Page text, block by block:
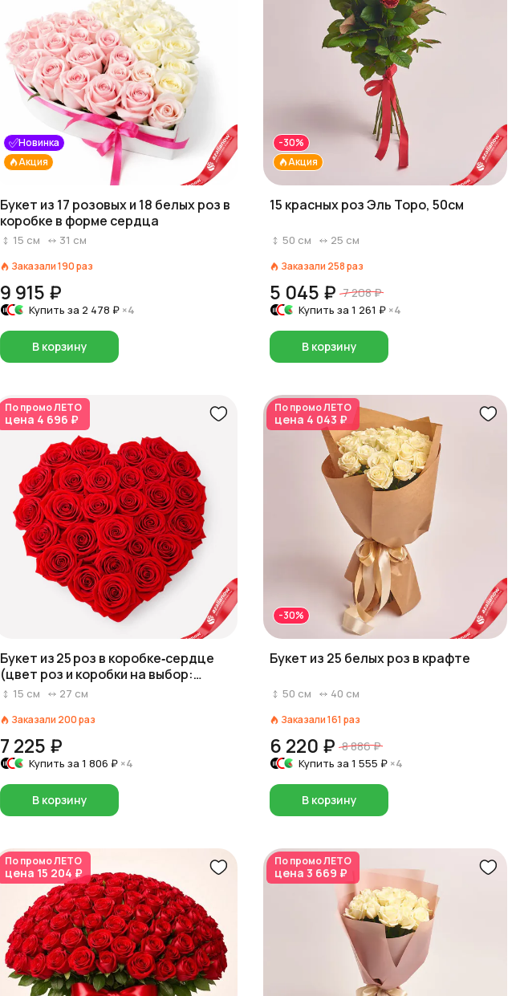
Акция
Новинка
Букет из 17 розовых и 18 белых роз в
коробке в форме сердца
15 см 31 см
Заказали190раз
9 915 ₽
Купить за 2 478 ₽ ×4
В корзину
Акция
-30%
15 красных роз Эль Торо, 50см
50 см 25 см
Заказали 258раз
5 045 ₽ 7 208 ₽
Купить за 1 261 ₽ ×4
В корзину
По промоЛЕТО
цена 4 696 ₽
Букет из 25 роз в коробке‑сердце
(цвет роз и коробки на выбор:
красный/розовый/белый)
15 см 27 см
Заказали 200раз
7 225 ₽
Купить за 1 806 ₽ ×4
В корзину
По промоЛЕТО
цена 4 043 ₽
-30%
Букет из 25 белых роз в крафте
50 см 40 см
Заказали161 раз
6 220 ₽ 8 886 ₽
Купить за 1 555 ₽ ×4
В корзину
По промоЛЕТО
цена 15 204 ₽
По промоЛЕТО
цена 3 669 ₽